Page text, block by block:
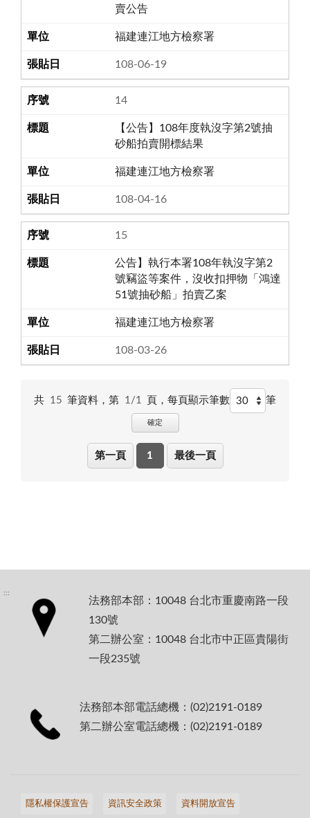
賣公告
福建連江地方檢察署
108-06-19
14
【公告】108年度執沒字第2號抽
砂船拍賣開標結果
福建連江地方檢察署
108-04-16
15
公告】執行本署108年執沒字第2
號竊盜等案件，沒收扣押物「鴻達
51號抽砂船」拍賣乙案
福建連江地方檢察署
108-03-26
共 15 筆資料，第 1/1 頁，每頁顯示筆數 筆
確定
第一頁 1 最後一頁
:::
法務部本部：10048 台北市重慶南路一段
130號
第二辦公室：10048 台北市中正區貴陽街
一段235號
法務部本部電話總機：(02)2191-0189
第二辦公室電話總機：(02)2191-0189
隱私權保護宣告 資訊安全政策 資料開放宣告